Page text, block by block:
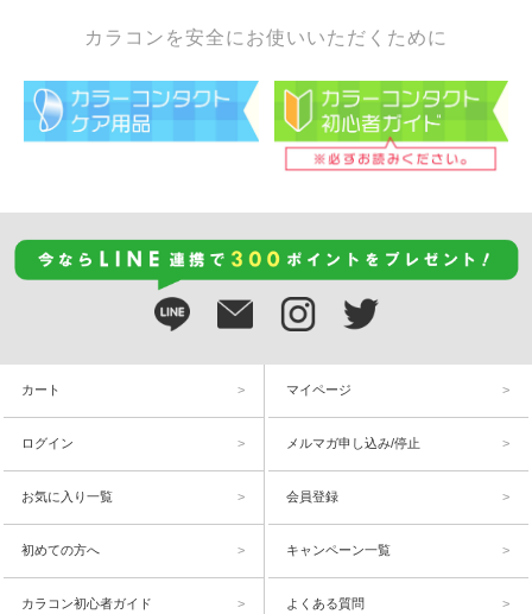
カラコンを安全にお使いいただくために
カート マイページ
ログイン メルマガ申し込み/停止
お気に入り一覧 会員登録
初めての方へ キャンペーン一覧
カラコン初心者ガイド よくある質問